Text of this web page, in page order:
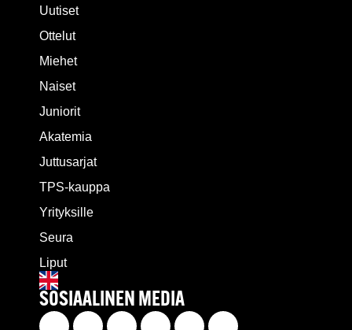
Uutiset
Ottelut
Miehet
Naiset
Juniorit
Akatemia
Juttusarjat
TPS-kauppa
Yrityksille
Seura
Liput
SOSIAALINEN MEDIA